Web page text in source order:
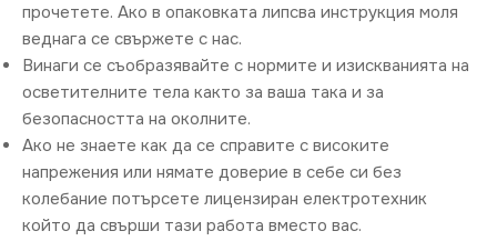
прочетете. Ако в опаковката липсва инструкция моля
веднага се свържете с нас.
Винаги се съобразявайте с нормите и изискванията на
осветителните тела както за ваша така и за
безопасността на околните.
Ако не знаете как да се справите с високите
напрежения или нямате доверие в себе си без
колебание потърсете лицензиран електротехник
който да свърши тази работа вместо вас.